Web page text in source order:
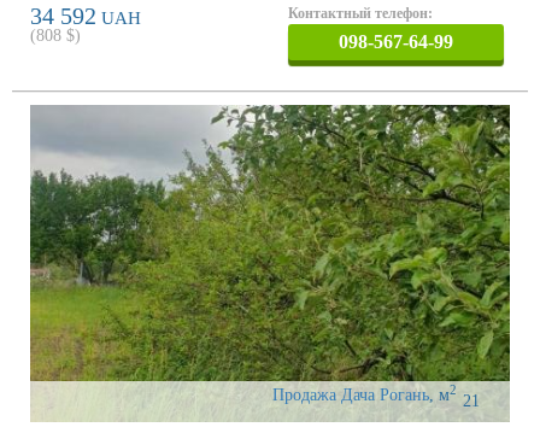
34 592 UAH
(808 $)
Контактный телефон:
098-567-64-99
Продажа Дача Рогань, 21
м2